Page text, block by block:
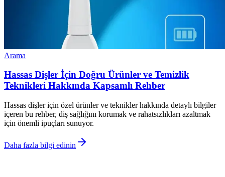
Arama
Hassas Dişler İçin Doğru Ürünler ve Temizlik
Teknikleri Hakkında Kapsamlı Rehber
Hassas dişler için özel ürünler ve teknikler hakkında detaylı bilgiler
içeren bu rehber, diş sağlığını korumak ve rahatsızlıkları azaltmak
için önemli ipuçları sunuyor.
Daha fazla bilgi edinin